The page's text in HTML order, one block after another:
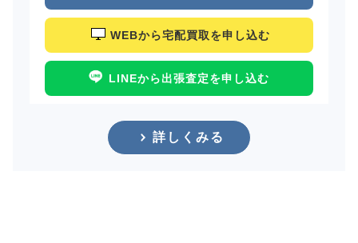
WEBから宅配買取を申し込む
LINEから出張査定を申し込む
詳しくみる